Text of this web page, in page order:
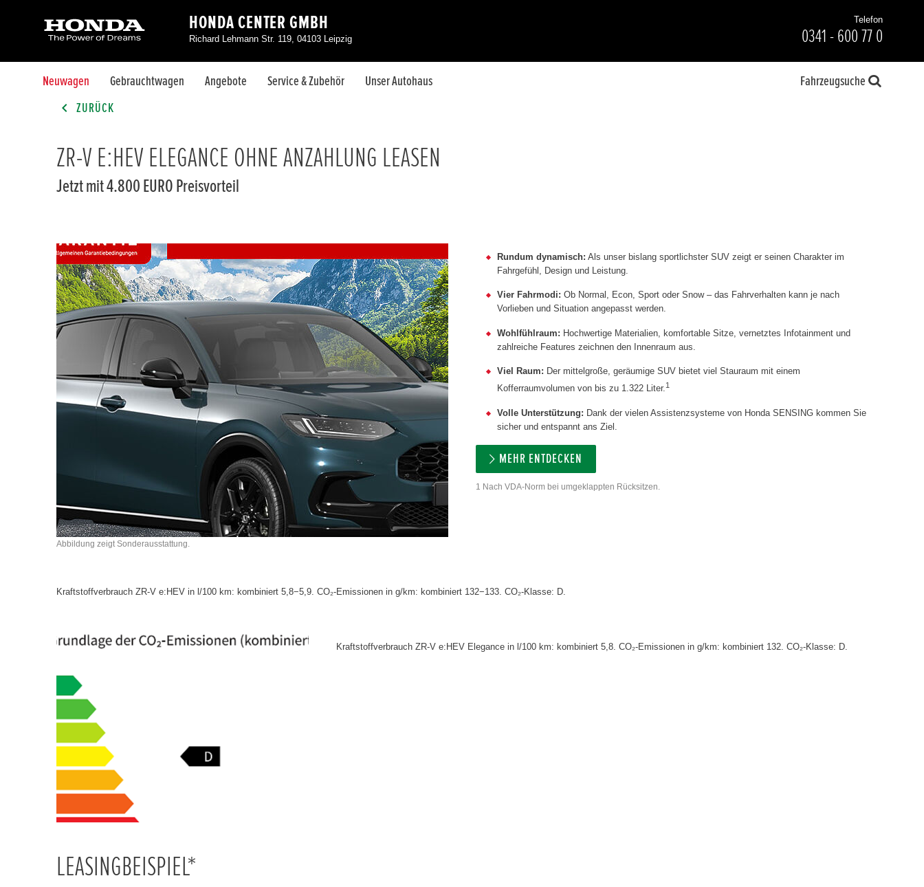
HONDA CENTER GMBH
Richard Lehmann Str. 119, 04103 Leipzig
Telefon
0341 - 600 77 0
Neuwagen Gebrauchtwagen Angebote Service & Zubehör Unser Autohaus Fahrzeugsuche
ZURÜCK
ZR-V E:HEV ELEGANCE OHNE ANZAHLUNG LEASEN
Jetzt mit 4.800 EURO Preisvorteil
Abbildung zeigt Sonderausstattung.
Rundum dynamisch: Als unser bislang sportlichster SUV zeigt er seinen Charakter im
Fahrgefühl, Design und Leistung.
Vier Fahrmodi: Ob Normal, Econ, Sport oder Snow – das Fahrverhalten kann je nach
Vorlieben und Situation angepasst werden.
Wohlfühlraum: Hochwertige Materialien, komfortable Sitze, vernetztes Infotainment und
zahlreiche Features zeichnen den Innenraum aus.
Viel Raum: Der mittelgroße, geräumige SUV bietet viel Stauraum mit einem
Kofferraumvolumen von bis zu 1.322 Liter.1
Volle Unterstützung: Dank der vielen Assistenzsysteme von Honda SENSING kommen Sie
sicher und entspannt ans Ziel.
MEHR ENTDECKEN
1 Nach VDA-Norm bei umgeklappten Rücksitzen.
Kraftstoffverbrauch ZR-V e:HEV in l/100 km: kombiniert 5,8−5,9. CO₂-Emissionen in g/km: kombiniert 132−133. CO₂-Klasse: D.
Kraftstoffverbrauch ZR-V e:HEV Elegance in l/100 km: kombiniert 5,8. CO₂-Emissionen in g/km: kombiniert 132. CO₂-Klasse: D.
LEASINGBEISPIEL*